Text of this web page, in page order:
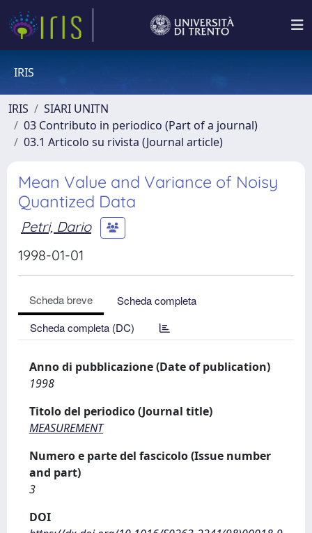
IRIS
IRIS
SIARI UNITN
03 Contributo in periodico (Part of a journal)
03.1 Articolo su rivista (Journal article)
Mean Value and Variance of Noisy
Quantized Data
Petri, Dario
1998-01-01
Scheda breve
Scheda completa
Scheda completa (DC)
Anno di pubblicazione (Date of publication)
1998
Titolo del periodico (Journal title)
MEASUREMENT
Numero e parte del fascicolo (Issue number
and part)
3
DOI